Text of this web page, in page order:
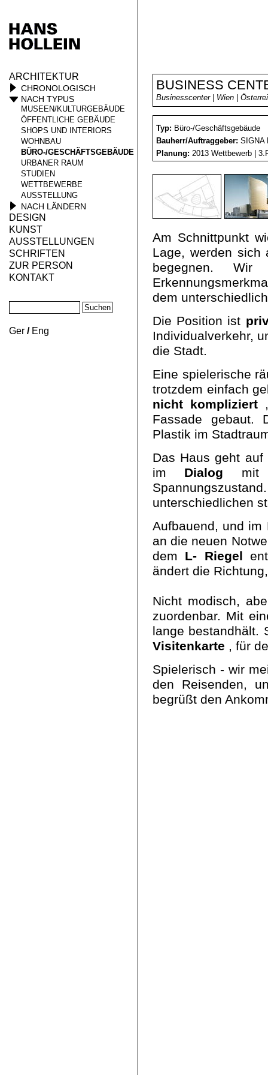
ARCHITEKTUR
CHRONOLOGISCH
NACH TYPUS
MUSEEN/KULTURGEBÄUDE
ÖFFENTLICHE GEBÄUDE
SHOPS UND INTERIORS
WOHNBAU
BÜRO-/GESCHÄFTSGEBÄUDE
URBANER RAUM
STUDIEN
WETTBEWERBE
AUSSTELLUNG
NACH LÄNDERN
DESIGN
KUNST
AUSSTELLUNGEN
SCHRIFTEN
ZUR PERSON
KONTAKT
Ger / Eng
BUSINESS
Businesscenter | Wien |
Typ: Büro-/Geschäftsgebäude
Bauherr/Auftraggeber: SIGNA
Planung: 2013 Wettbewerb |
Am Schnittpunkt
Lage, werden
begegnen.
dem
Die Position ist
Individualverkehr,
die Stadt.
Eine spielerische
trotzdem einfach
nicht kompliziert,
Fassade gebaut.
Plastik im
Das Haus geht
im Dialog mit
unterschiedlichen
Aufbauend, und im
an die neuen
dem L- Riegel
ändert die
Nicht modisch,
zuordenbar. Mit
lange bestandhält.
Visitenkarte , für
Spielerisch - wir
den Reisenden,
begrüßt den